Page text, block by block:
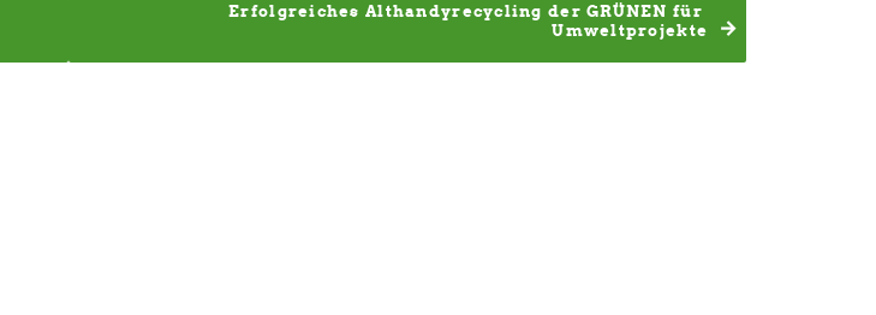
Erfolgreiches Althandyrecycling der GRÜNEN für
Umweltprojekte